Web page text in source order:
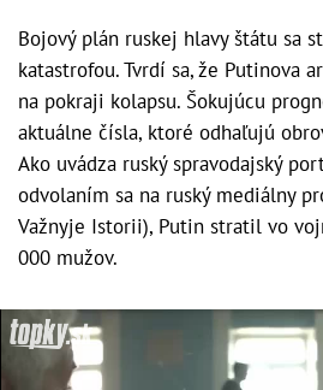
Bojový plán ruskej hlavy štátu sa
katastrofou. Tvrdí sa, že Putinova
na pokraji kolapsu. Šokujúcu
aktuálne čísla, ktoré odhaľujú
Ako uvádza ruský spravodajský
odvolaním sa na ruský mediálny
Važnyje Istorii), Putin stratil vo
000 mužov.